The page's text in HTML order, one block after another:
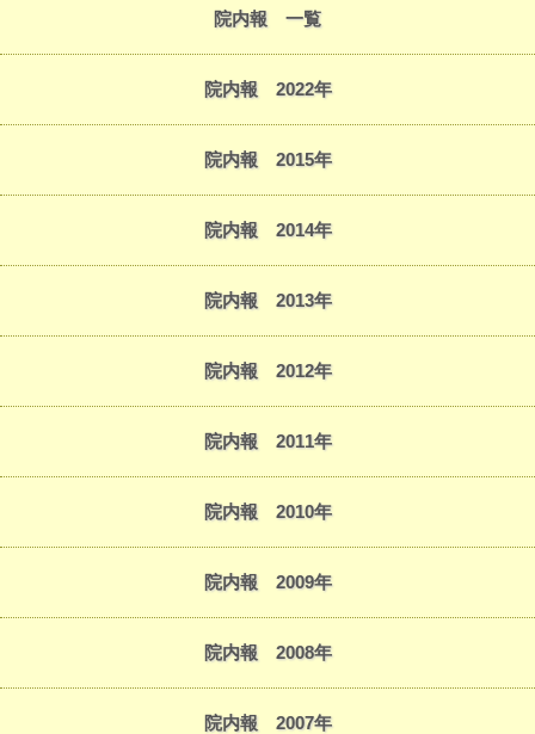
院内報 一覧
院内報 2022年
院内報 2015年
院内報 2014年
院内報 2013年
院内報 2012年
院内報 2011年
院内報 2010年
院内報 2009年
院内報 2008年
院内報 2007年